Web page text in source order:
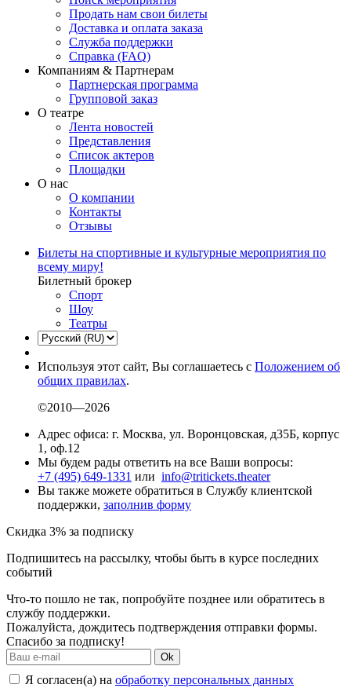
Продать нам свои билеты
Доставка и оплата заказа
Служба поддержки
Справка (FAQ)
Компаниям & Партнерам
Партнерская программа
Групповой заказ
О театре
Лента новостей
Представления
Список актеров
Площадки
О нас
О компании
Контакты
Отзывы
Билеты на спортивные и культурные мероприятия по
всему миру!
Билетный брокер
Спорт
Шоу
Театры
Используя этот сайт, Вы соглашаетесь с Положением об
общих правилах.
©2010—2026
Адрес офиса: г. Москва, ул. Воронцовская, д35Б, корпус
1, оф.12
Мы будем рады ответить на все Ваши вопросы:
+7 (495) 649-1331 или info@tritickets.theater
Вы также можете обратиться в Службу клиентской
поддержки, заполнив форму
Скидка 3% за подписку
Подпишитесь на рассылку, чтобы быть в курсе последних
событий
Что-то пошло не так, попробуйте позднее или обратитесь в
службу поддержки.
Пожалуйста, дождитесь подтверждения отправки формы.
Спасибо за подписку!
Ok
Я согласен(а) на обработку персональных данных